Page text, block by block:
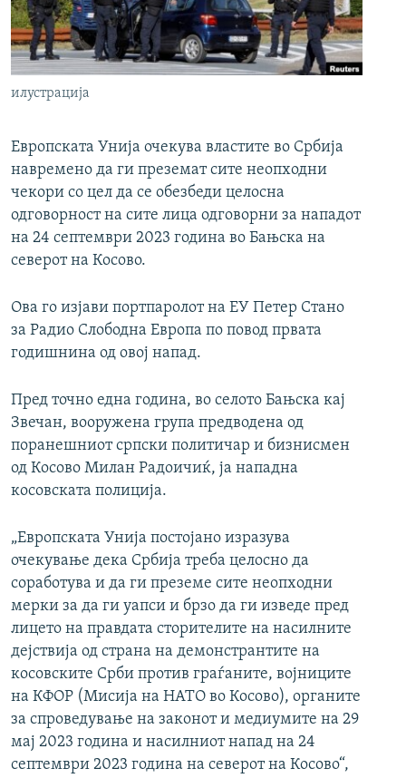
РСЕ веб страници
илустрација
Европската Унија очекува властите во Србија
навремено да ги преземат сите неопходни
чекори со цел да се обезбеди целосна
одговорност на сите лица одговорни за нападот
на 24 септември 2023 година во Бањска на
северот на Косово.
Ова го изјави портпаролот на ЕУ Петер Стано
за Радио Слободна Европа по повод првата
годишнина од овој напад.
Пред точно една година, во селото Бањска кај
Звечан, вооружена група предводена од
поранешниот српски политичар и бизнисмен
од Косово Милан Радоичиќ, ја нападна
косовската полиција.
„Европската Унија постојано изразува
очекување дека Србија треба целосно да
соработува и да ги преземе сите неопходни
мерки за да ги уапси и брзо да ги изведе пред
лицето на правдата сторителите на насилните
дејствија од страна на демонстрантите на
косовските Срби против граѓаните, војниците
на КФОР (Мисија на НАТО во Косово), органите
за спроведување на законот и медиумите на 29
мај 2023 година и насилниот напад на 24
септември 2023 година на северот на Косово“,